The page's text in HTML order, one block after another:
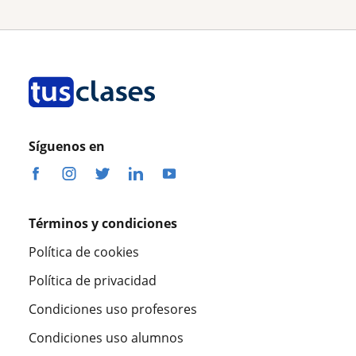
Síguenos en
Términos y condiciones
Política de cookies
Política de privacidad
Condiciones uso profesores
Condiciones uso alumnos